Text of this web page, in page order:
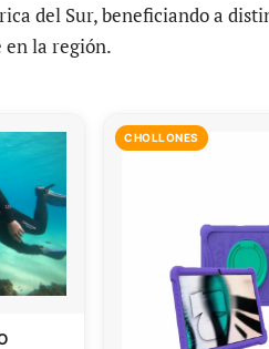
del Sur, beneficiando a
en la región.
CHOLLONES